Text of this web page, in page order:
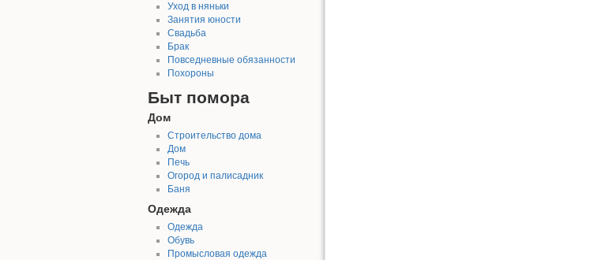
Уход в няньки
Занятия юности
Свадьба
Брак
Повседневные обязанности
Похороны
Быт помора
Дом
Строительство дома
Дом
Печь
Огород и палисадник
Баня
Одежда
Одежда
Обувь
Промысловая одежда